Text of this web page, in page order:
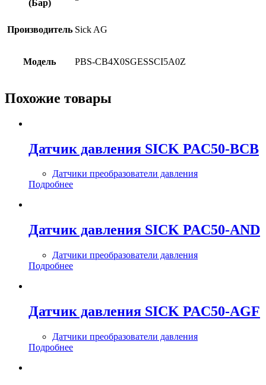
(Бар)
Производитель Sick AG
Модель PBS-CB4X0SGESSCI5A0Z
Похожие товары
Датчик давления SICK PAC50-BCB
Датчики преобразователи давления
Подробнее
Датчик давления SICK PAC50-AND
Датчики преобразователи давления
Подробнее
Датчик давления SICK PAC50-AGF
Датчики преобразователи давления
Подробнее